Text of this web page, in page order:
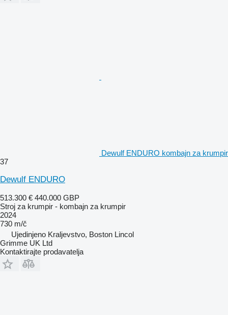
Dewulf ENDURO kombajn za krumpir
37
Dewulf ENDURO
513.300 € 440.000 GBP
Stroj za krumpir - kombajn za krumpir
2024
730 m/č
Ujedinjeno Kraljevstvo, Boston Lincol
Grimme UK Ltd
Kontaktirajte prodavatelja